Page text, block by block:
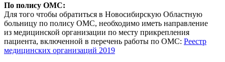
По полису ОМС:
Для того чтобы обратиться в Новосибирскую Областную
больницу по полису ОМС, необходимо иметь направление
из медицинской организации по месту прикрепления
пациента, включенной в перечень работы по ОМС: Реестр
медицинских организаций 2019